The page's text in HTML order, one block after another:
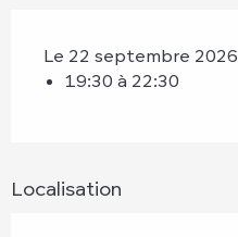
Le 22 septembre 2026
19:30 à 22:30
Localisation